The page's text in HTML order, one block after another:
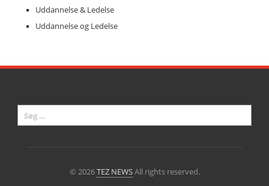
Uddannelse & Ledelse
Uddannelse og Ledelse
© 2026TEZ NEWSAll rights reserved.